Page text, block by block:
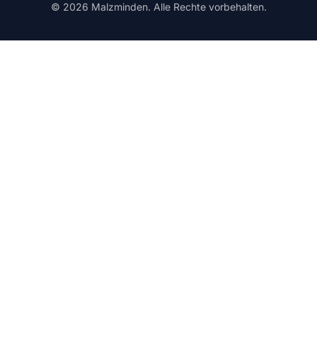
© 2026 Malzminden. Alle Rechte vorbehalten.